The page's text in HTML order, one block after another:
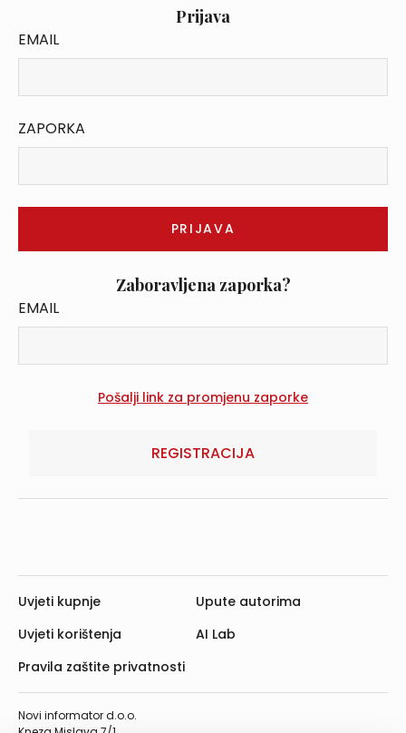
Prijava
EMAIL
ZAPORKA
Zaboravljena zaporka?
EMAIL
REGISTRACIJA
Novi informator d.o.o.
Uvjeti kupnje
Uvjeti korištenja
Pravila zaštite privatnosti
Upute autorima
AI Lab